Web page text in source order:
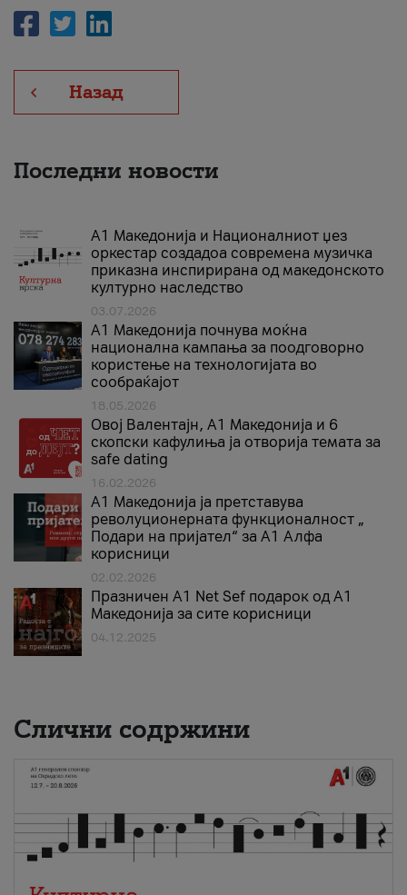
Назад
Последни новости
А1 Македонија и Националниот џез
оркестар создадоа современа музичка
приказна инспирирана од македонското
културно наследство
03.07.2026
A1 Македонија почнува моќна
национална кампања за поодговорно
користење на технологијата во
сообраќајот
18.05.2026
Овој Валентајн, A1 Македонија и 6
скопски кафулиња ја отворија темата за
safe dating
16.02.2026
А1 Македонија ја претставува
револуционерната функционалност „
Подари на пријател“ за А1 Алфа
корисници
02.02.2026
Празничен A1 Net Sеf подарок од А1
Македонија за сите корисници
04.12.2025
Слични содржини